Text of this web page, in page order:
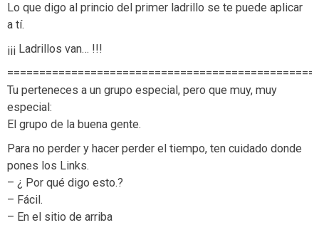
Lo que digo al princio del primer ladrillo se te puede aplicar
a tí.
¡¡¡ Ladrillos van… !!!
Tu perteneces a un grupo especial, pero que muy, muy
especial:
El grupo de la buena gente.
Para no perder y hacer perder el tiempo, ten cuidado donde
pones los Links.
– ¿ Por qué digo esto.?
– Fácil.
– En el sitio de arriba